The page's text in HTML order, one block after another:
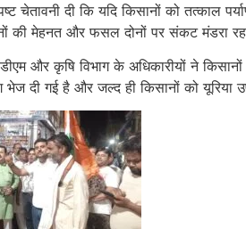
चेतावनी दी कि यदि किसानों को
की मेहनत और फसल दोनों पर संकट मंडरा
और कृषि विभाग के अधिकारीयों ने
दी गई है और जल्द ही किसानों को यूरिया